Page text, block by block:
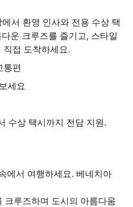
서 환영 인사와 전용 수상 택
운 크루즈를 즐기고, 스타일
접 도착하세요.
통편
세요
수상 택시까지 전담 지원.
에서 여행하세요. 베네치아
크루즈하며 도시의 아름다움